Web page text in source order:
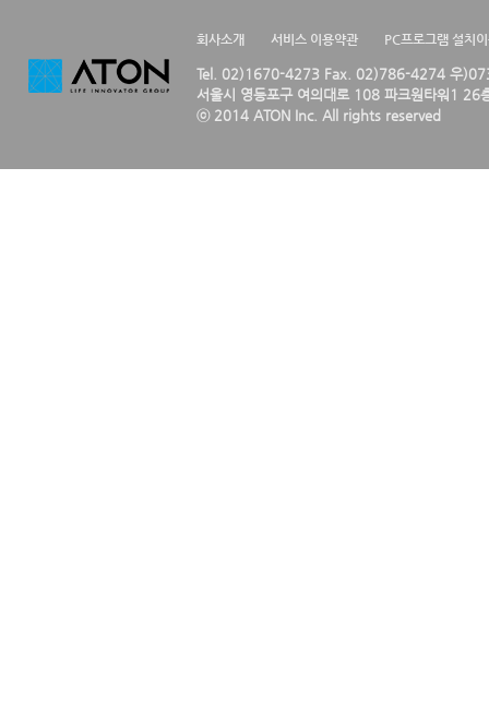
회사소개 서비스 이용약관 PC프로그램 설치
Tel. 02)1670-4273 Fax. 02)786-4274 우
서울시 영등포구 여의대로 108 파크원타워1 26
ⓒ 2014 ATON Inc. All rights reserved